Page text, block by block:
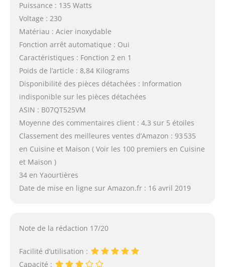
Puissance : 135 Watts
Voltage : 230
Matériau : Acier inoxydable
Fonction arrêt automatique : Oui
Caractéristiques : Fonction 2 en 1
Poids de l’article : 8,84 Kilograms
Disponibilité des pièces détachées : Information
indisponible sur les pièces détachées
ASIN : B07QT525VM
Moyenne des commentaires client : 4,3 sur 5 étoiles
Classement des meilleures ventes d’Amazon : 93 535
en Cuisine et Maison ( Voir les 100 premiers en Cuisine
et Maison )
34 en Yaourtières
Date de mise en ligne sur Amazon.fr : 16 avril 2019
Note de la rédaction 17/20
Facilité d’utilisation :
Capacité :